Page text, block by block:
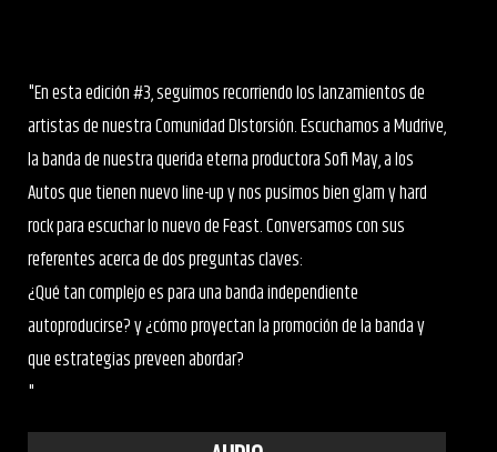
"En esta edición #3, seguimos recorriendo los lanzamientos de
artistas de nuestra Comunidad DIstorsión. Escuchamos a Mudrive,
la banda de nuestra querida eterna productora Sofi May, a los
Autos que tienen nuevo line-up y nos pusimos bien glam y hard
rock para escuchar lo nuevo de Feast. Conversamos con sus
referentes acerca de dos preguntas claves:
¿Qué tan complejo es para una banda independiente
autoproducirse? y ¿cómo proyectan la promoción de la banda y
que estrategias preveen abordar?
"